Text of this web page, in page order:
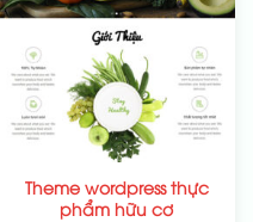
Theme wordpress thực
phẩm hữu cơ